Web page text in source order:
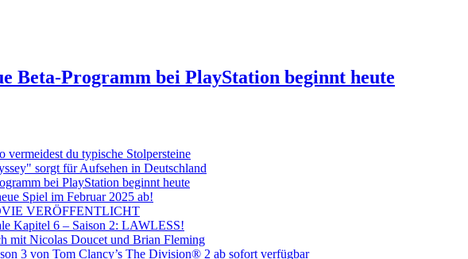
Beta-Programm bei PlayStation beginnt heute
du typische Stolpersteine
sorgt für Aufsehen in Deutschland
bei PlayStation beginnt heute
Spiel im Februar 2025 ab!
VERÖFFENTLICHT
Kapitel 6 – Saison 2: LAWLESS!
mit Nicolas Doucet und Brian Fleming
3 von Tom Clancy’s The Division® 2 ab sofort verfügbar